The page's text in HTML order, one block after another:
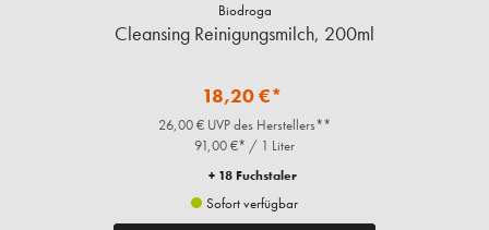
Biodroga
Cleansing Reinigungsmilch, 200ml
18,20 €*
26,00 € UVP des Herstellers**
91,00 €* / 1 Liter
+ 18 Fuchstaler
Sofort verfügbar